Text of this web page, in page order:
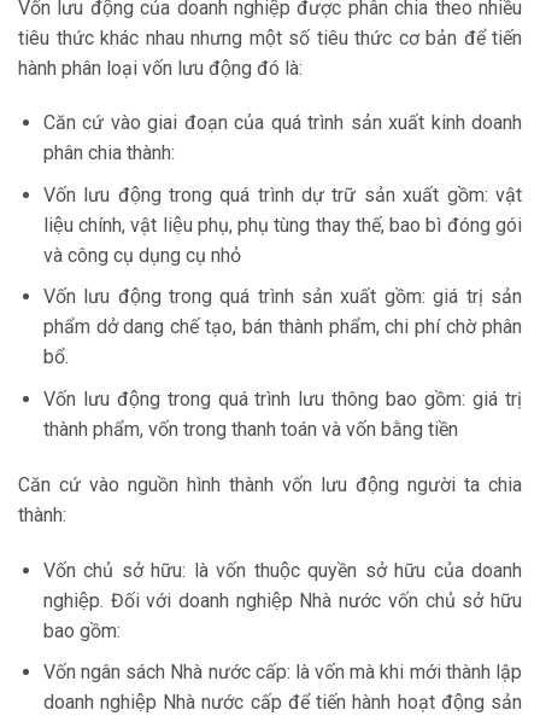
Vốn lưu động của doanh nghiệp được phân chia theo nhiều
tiêu thức khác nhau nhưng một số tiêu thức cơ bản để tiến
hành phân loại vốn lưu động đó là:
Căn cứ vào giai đoạn của quá trình sản xuất kinh doanh
phân chia thành:
Vốn lưu động trong quá trình dự trữ sản xuất gồm: vật
liệu chính, vật liệu phụ, phụ tùng thay thế, bao bì đóng gói
và công cụ dụng cụ nhỏ
Vốn lưu động trong quá trình sản xuất gồm: giá trị sản
phẩm dở dang chế tạo, bán thành phẩm, chi phí chờ phân
bổ.
Vốn lưu động trong quá trình lưu thông bao gồm: giá trị
thành phẩm, vốn trong thanh toán và vốn bằng tiền
Căn cứ vào nguồn hình thành vốn lưu động người ta chia
thành:
Vốn chủ sở hữu: là vốn thuộc quyền sở hữu của doanh
nghiệp. Đối với doanh nghiệp Nhà nước vốn chủ sở hữu
bao gồm:
Vốn ngân sách Nhà nước cấp: là vốn mà khi mới thành lập
doanh nghiệp Nhà nước cấp để tiến hành hoạt động sản